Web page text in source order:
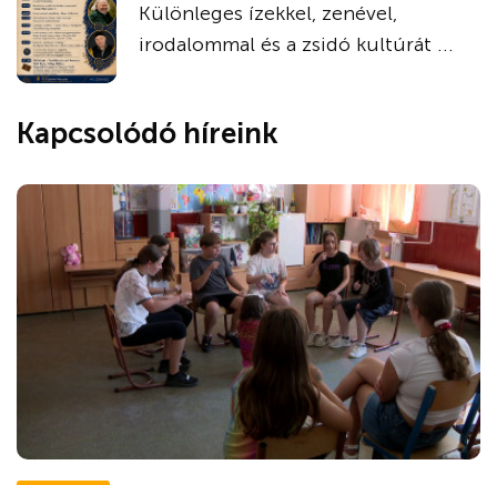
Különleges ízekkel, zenével,
irodalommal és a zsidó kultúrát ...
Kapcsolódó híreink